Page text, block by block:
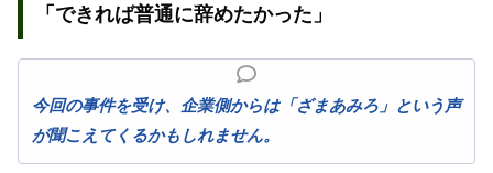
「できれば普通に辞めたかった」
今回の事件を受け、企業側からは「ざまあみろ」という声
が聞こえてくるかもしれません。